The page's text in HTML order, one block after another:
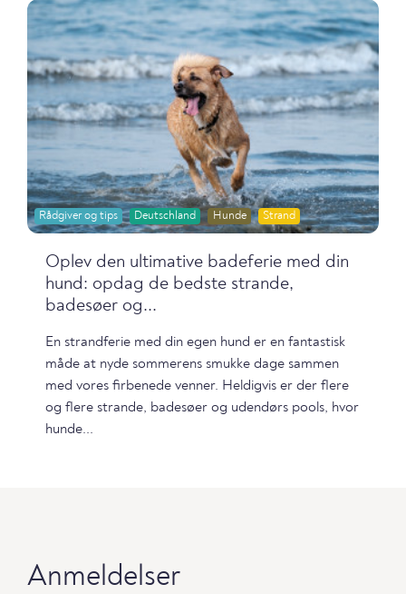
Rådgiver og tips Deutschland Hunde Strand
Oplev den ultimative badeferie med din
hund: opdag de bedste strande,
badesøer og...
En strandferie med din egen hund er en fantastisk
måde at nyde sommerens smukke dage sammen
med vores firbenede venner. Heldigvis er der flere
og flere strande, badesøer og udendørs pools, hvor
hunde...
Anmeldelser